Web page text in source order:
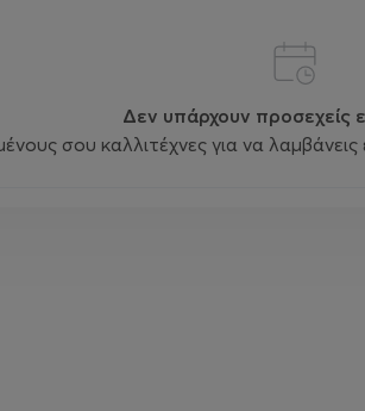
Δεν υπάρχουν προσεχείς
σου καλλιτέχνες για να λαμβάνεις